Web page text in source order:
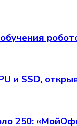
и SSD,
250: